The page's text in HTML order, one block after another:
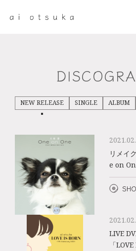
NEW RELEASE SINGLE ALBUM
リメイ
e on
LIVE
「